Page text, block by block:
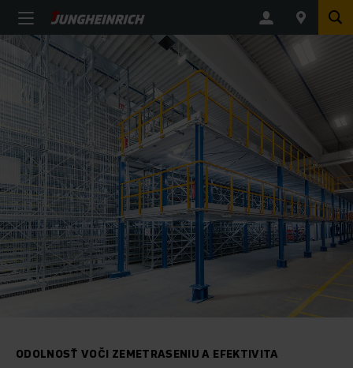
ODOLNOSŤ VOČI ZEMETRASENIU A EFEKTIVITA